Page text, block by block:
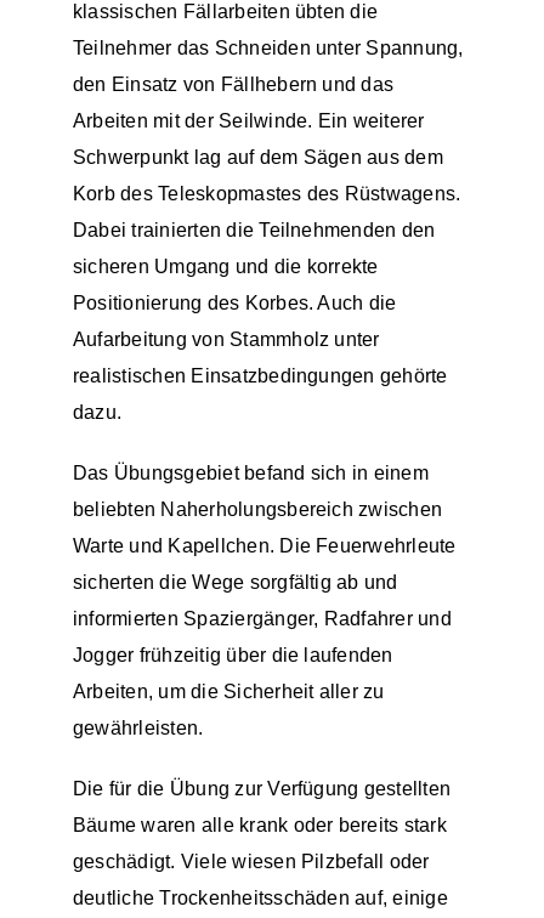
klassischen Fällarbeiten übten die
Teilnehmer das Schneiden unter Spannung,
den Einsatz von Fällhebern und das
Arbeiten mit der Seilwinde. Ein weiterer
Schwerpunkt lag auf dem Sägen aus dem
Korb des Teleskopmastes des Rüstwagens.
Dabei trainierten die Teilnehmenden den
sicheren Umgang und die korrekte
Positionierung des Korbes. Auch die
Aufarbeitung von Stammholz unter
realistischen Einsatzbedingungen gehörte
dazu.
Das Übungsgebiet befand sich in einem
beliebten Naherholungsbereich zwischen
Warte und Kapellchen. Die Feuerwehrleute
sicherten die Wege sorgfältig ab und
informierten Spaziergänger, Radfahrer und
Jogger frühzeitig über die laufenden
Arbeiten, um die Sicherheit aller zu
gewährleisten.
Die für die Übung zur Verfügung gestellten
Bäume waren alle krank oder bereits stark
geschädigt. Viele wiesen Pilzbefall oder
deutliche Trockenheitsschäden auf, einige